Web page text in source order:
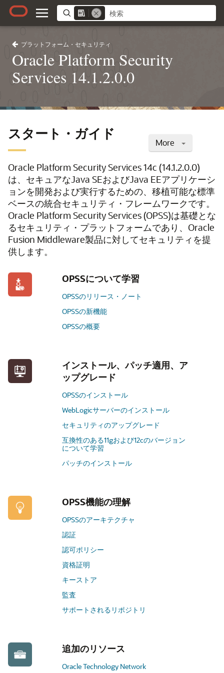
プラットフォーム・セキュリティ
Oracle Platform Security
Services 14.1.2.0.0
More
スタート・ガイド
Oracle Platform Security Services 14c (14.1.2.0.0)
は、セキュアなJava SEおよびJava EEアプリケーシ
ョンを開発および実行するための、移植可能な標準
ベースの統合セキュリティ・フレームワークです。
Oracle Platform Security Services (OPSS)は基礎とな
るセキュリティ・プラットフォームであり、Oracle
Fusion Middleware製品に対してセキュリティを提
供します。
OPSSについて学習
OPSSのリリース・ノート
OPSSの新機能
OPSSの概要
インストール、パッチ適用、ア
ップグレード
OPSSのインストール
WebLogicサーバーのインストール
セキュリティのアップグレード
互換性のある11gおよび12cのバージョン
について学習
パッチのインストール
OPSS機能の理解
OPSSのアーキテクチャ
認証
認可ポリシー
資格証明
キーストア
監査
サポートされるリポジトリ
追加のリソース
Oracle Technology Network